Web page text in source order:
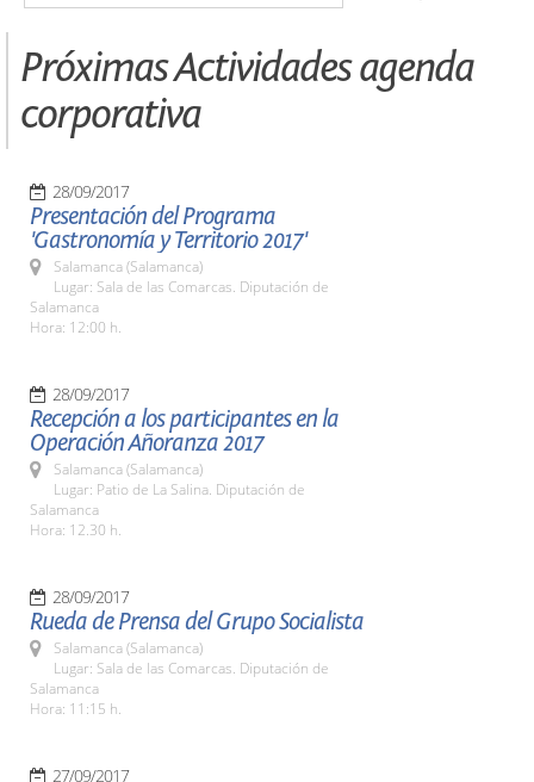
Próximas Actividades agenda
corporativa
28/09/2017
Presentación del Programa
'Gastronomía y Territorio 2017'
Salamanca (Salamanca)
Lugar: Sala de las Comarcas. Diputación de
Salamanca
Hora: 12:00 h.
28/09/2017
Recepción a los participantes en la
Operación Añoranza 2017
Salamanca (Salamanca)
Lugar: Patio de La Salina. Diputación de
Salamanca
Hora: 12.30 h.
28/09/2017
Rueda de Prensa del Grupo Socialista
Salamanca (Salamanca)
Lugar: Sala de las Comarcas. Diputación de
Salamanca
Hora: 11:15 h.
27/09/2017